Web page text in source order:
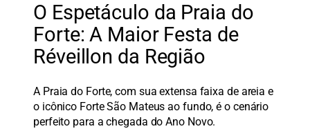
O Espetáculo da Praia do
Forte: A Maior Festa de
Réveillon da Região
A Praia do Forte, com sua extensa faixa de areia e
o icônico Forte São Mateus ao fundo, é o cenário
perfeito para a chegada do Ano Novo.